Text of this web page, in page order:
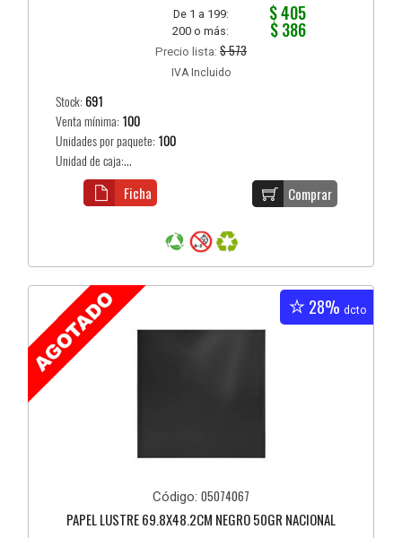
De 1 a 199: $ 405
200 o más: $ 386
Precio lista: $ 573
IVA Incluido
Stock: 691
Venta mínima: 100
Unidades por paquete: 100
Unidad de caja:...
Comprar
Ficha
28% dcto
Código: 05074067
PAPEL LUSTRE 69.8X48.2CM NEGRO 50GR NACIONAL